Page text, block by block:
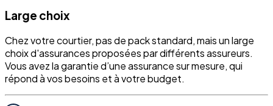
Large choix
Chez votre courtier, pas de pack standard, mais un large
choix d'assurances proposées par différents assureurs.
Vous avez la garantie d’une assurance sur mesure, qui
répond à vos besoins et à votre budget.